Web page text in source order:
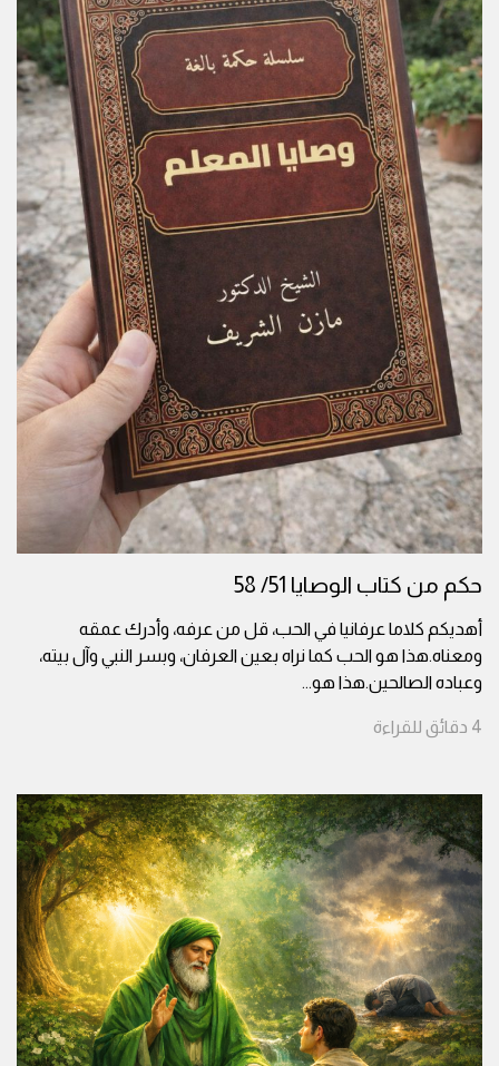
حكم من كتاب الوصايا 51/ 58
أهديكم كلاما عرفانيا في الحب، قل من عرفه، وأدرك عمقه
ومعناه.هذا هو الحب كما نراه بعين العرفان، وبسر النبي وآل بيته،
وعباده الصالحين.هذا هو...
4 دقائق للقراءة